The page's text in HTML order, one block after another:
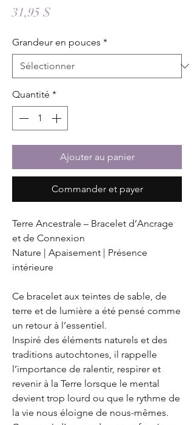
31,95 $
Grandeur en pouces *
Quantité *
Ajouter au panier
Commander et payer
Terre Ancestrale – Bracelet d’Ancrage
et de Connexion
Nature | Apaisement | Présence
intérieure
Ce bracelet aux teintes de sable, de
terre et de lumière a été pensé comme
un retour à l’essentiel.
Inspiré des éléments naturels et des
traditions autochtones, il rappelle
l’importance de ralentir, respirer et
revenir à la Terre lorsque le mental
devient trop lourd ou que le rythme de
la vie nous éloigne de nous-mêmes.